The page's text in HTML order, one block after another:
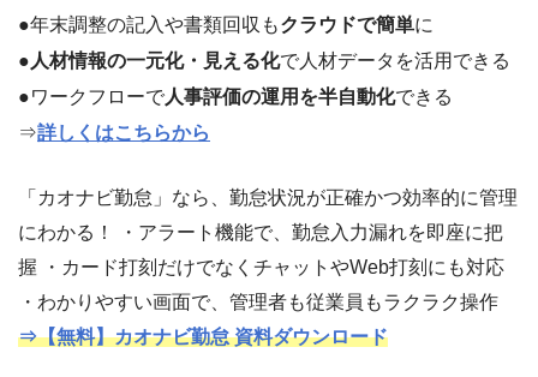
●年末調整の記入や書類回収もクラウドで簡単に
● 人材情報の一元化・見える化で人材データを活用できる
●ワークフローで人事評価の運用を半自動化できる
⇒詳しくはこちらから
「カオナビ勤怠」なら、勤怠状況が正確かつ効率的に管理
にわかる！ ・アラート機能で、勤怠入力漏れを即座に把
握 ・カード打刻だけでなくチャットやWeb打刻にも対応
・わかりやすい画面で、管理者も従業員もラクラク操作
⇒【無料】カオナビ勤怠 資料ダウンロード